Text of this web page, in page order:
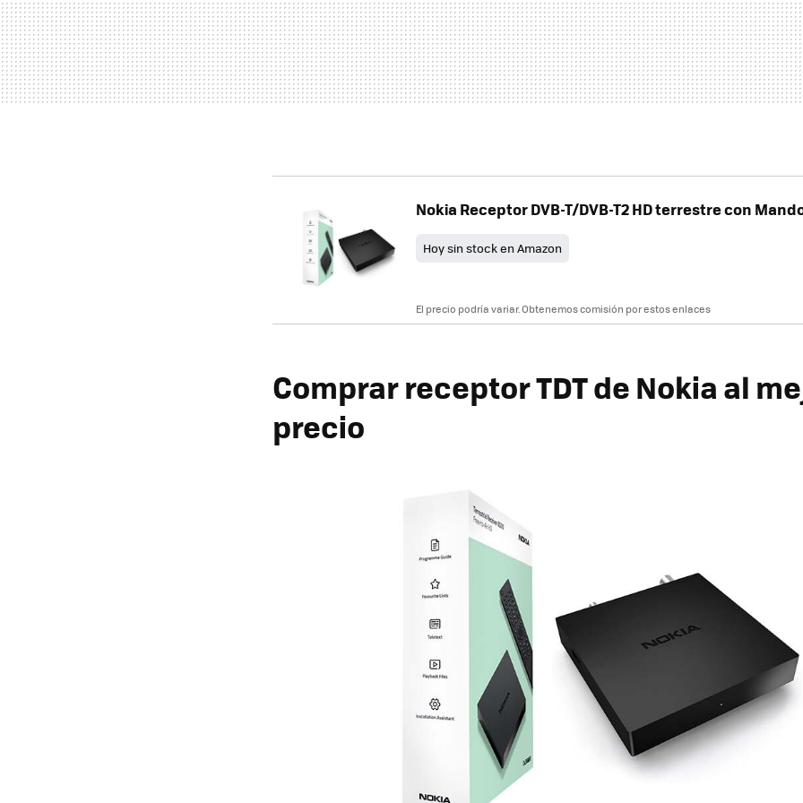
Nokia Receptor DVB-T/DVB-T2 HD terrestre con
Hoy sin stock en Amazon
El precio podría variar. Obtenemos comisión por estos enlaces
Comprar receptor TDT de Nokia al
precio